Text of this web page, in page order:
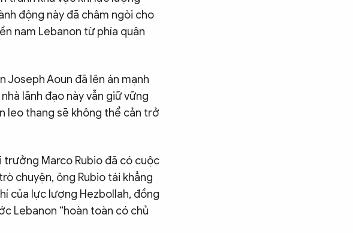
động này đã châm ngòi cho
nam Lebanon từ phía quân
Joseph Aoun đã lên án mạnh
lãnh đạo này vẫn giữ vững
leo thang sẽ không thể cản trở
trưởng Marco Rubio đã có cuộc
chuyện, ông Rubio tái khẳng
của lực lượng Hezbollah, đồng
Lebanon “hoàn toàn có chủ